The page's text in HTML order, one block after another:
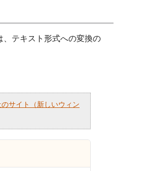
テキスト形式への変換の
サイト（新しいウィン